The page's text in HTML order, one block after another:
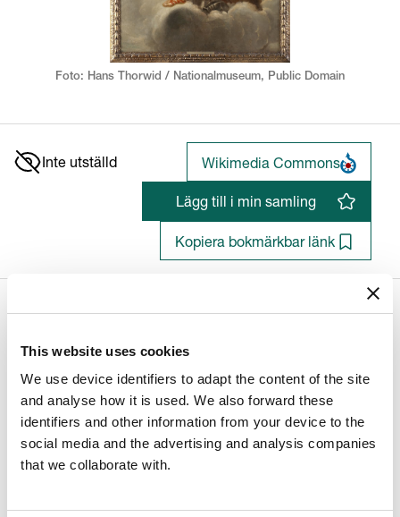
This website uses cookies
We use device identifiers to adapt the content of the site
and analyse how it is used. We also forward these
identifiers and other information from your device to the
social media and the advertising and analysis companies
that we collaborate with.
Foto: Hans Thorwid / Nationalmuseum, Public Domain
Inte utställd Wikimedia Commons
Lägg till i min samling
Kopiera bokmärkbar länk
Mars och Minerva
David Klöcker Ehrenstrahl (1628 - 1698), Hans ateljé
Konstnär/Tillverkare